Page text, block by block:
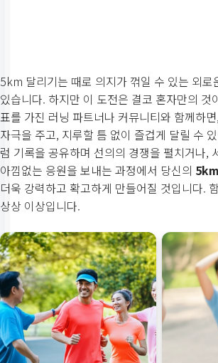
5km 달리기는 때로 의지가 꺾일 수 있는 외로
있습니다. 하지만 이 도전은 결코 혼자만의 것
표를 가진 러닝 파트너나 커뮤니티와 함께하
자극을 주고, 지루할 틈 없이 즐겁게 달릴 수
럼 기록을 공유하며 선의의 경쟁을 펼치거나,
아낌없는 응원을 보내는 과정에서 당신의
더욱 강력하고 확고하게 만들어질 것입니다.
상상 이상입니다.